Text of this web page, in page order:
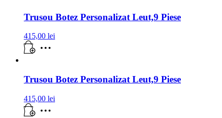
Trusou Botez Personalizat Leut,9 Piese
415,00 lei
Trusou Botez Personalizat Leut,9 Piese
415,00 lei